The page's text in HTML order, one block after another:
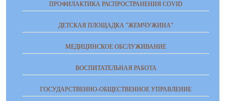
ПРОФИЛАКТИКА РАСПРОСТРАНЕНИЯ COVID
ДЕТСКАЯ ПЛОЩАДКА "ЖЕМЧУЖИНА"
МЕДИЦИНСКОЕ ОБСЛУЖИВАНИЕ
ВОСПИТАТЕЛЬНАЯ РАБОТА
ГОСУДАРСТВЕННО-ОБЩЕСТВЕННОЕ УПРАВЛЕНИЕ